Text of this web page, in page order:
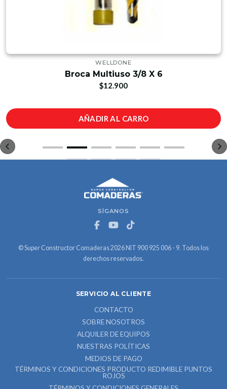
WELLDONE
Broca Multiuso 3/8 X 6
$12.900
AÑADIR AL CARRO
SÍGANOS
© Super Constructor Comaderas 2026 NIT 900 925 006 - 9. Todos los
derechos reservados.
SERVICIO AL CLIENTE
CONTACTO
SOBRE NOSOTROS
ALQUILER DE EQUIPOS
NUESTRAS POLÍTICAS
MEDIOS DE PAGO
TÉRMINOS Y CONDICIONES PRODUCTO REDIMIBLE PUNTOS
ROJOS